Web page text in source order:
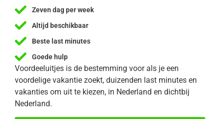
Zeven dag per week
Altijd beschikbaar
Beste last minutes
Goede hulp
Voordeeluitjes is de bestemming voor als je een
voordelige vakantie zoekt, duizenden last minutes en
vakanties om uit te kiezen, in Nederland en dichtbij
Nederland.